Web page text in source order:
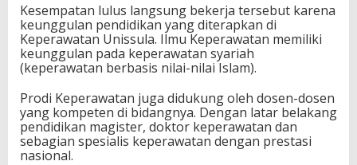
Kesempatan lulus langsung bekerja tersebut karena
keunggulan pendidikan yang diterapkan di
Keperawatan Unissula. Ilmu Keperawatan memiliki
keunggulan pada keperawatan syariah
(keperawatan berbasis nilai-nilai Islam).
Prodi Keperawatan juga didukung oleh dosen-dosen
yang kompeten di bidangnya. Dengan latar belakang
pendidikan magister, doktor keperawatan dan
sebagian spesialis keperawatan dengan prestasi
nasional.